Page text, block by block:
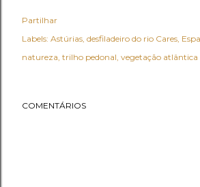
Partilhar
Labels: Astúrias desfiladeiro do rio Cares
natureza trilho pedonal vegetação atlântica
COMENTÁRIOS